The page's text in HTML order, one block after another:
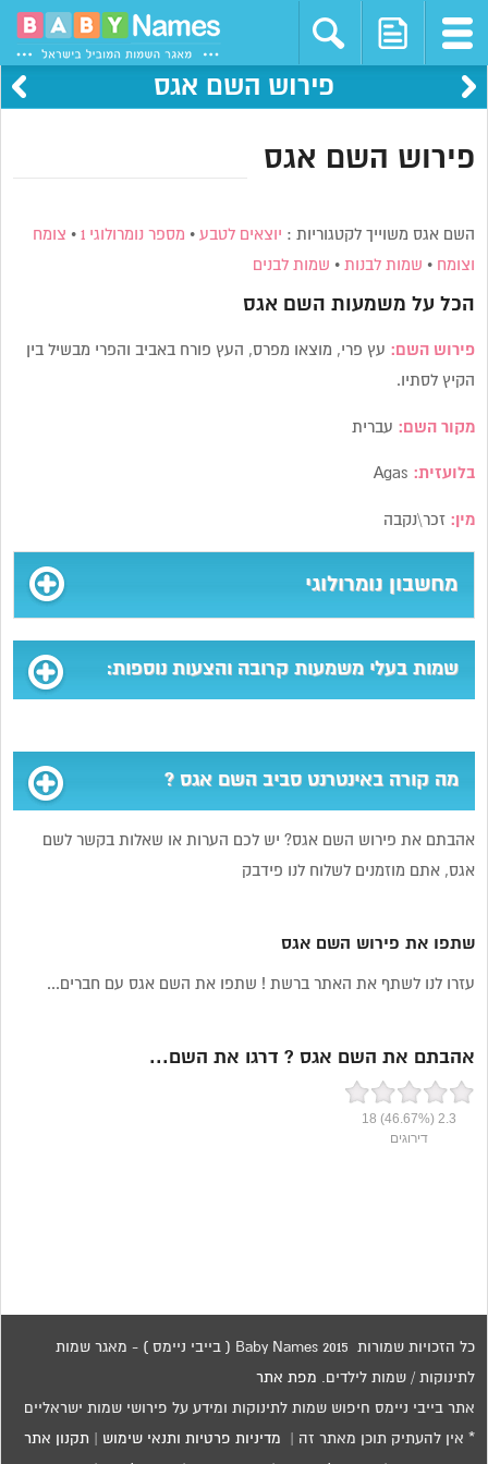
פירוש השם אגס
פירוש השם אגס
השם אגס משוייך לקטגוריות : יוצאים לטבע • מספר נומרולוגי 1 • צומח
וצומח • שמות לבנות • שמות לבנים
הכל על משמעות השם אגס
פירוש השם: עץ פרי, מוצאו מפרס, העץ פורח באביב והפרי מבשיל בין
הקיץ לסתיו.
מקור השם: עברית
בלועזית:
מין:זכר\נקבה
מחשבון נומרולוגי
שמות בעלי משמעות קרובה והצעות נוספות:
מה קורה באינטרנט סביב השם אגס ?
אהבתם את פירוש השם אגס? יש לכם הערות או שאלות בקשר לשם
אגס, אתם מוזמנים לשלוח לנו פידבק
שתפו את פירוש השם אגס
עזרו לנו לשתף את האתר ברשת ! שתפו את השם אגס עם חברים...
אהבתם את השם אגס ? דרגו את השם...
2.3
(46.67%)
18
דירוגים
כל הזכויות שמורות 2015 Baby Names ( בייבי ניימס ) - מאגר שמות
לתינוקות / שמות לילדים. מפת אתר
אתר בייבי ניימס חיפוש שמות לתינוקות ומידע על פירושי שמות ישראליים
* אין להעתיק תוכן מאתר זה | מדיניות פרטיות ותנאי שימוש תקנון אתר